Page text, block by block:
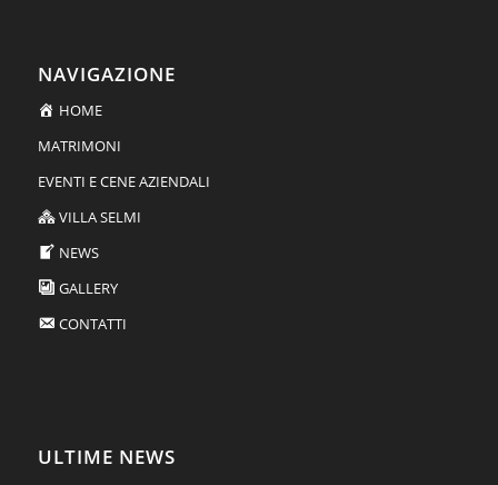
NAVIGAZIONE
HOME
MATRIMONI
EVENTI E CENE AZIENDALI
VILLA SELMI
NEWS
GALLERY
CONTATTI
ULTIME NEWS